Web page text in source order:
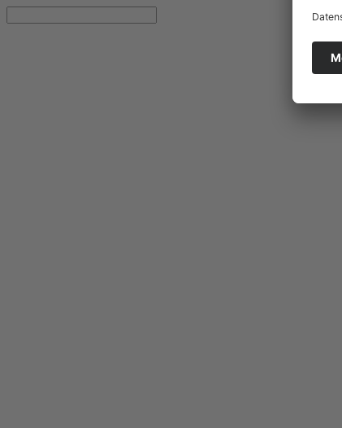
Zahlreiche Gäste bei Abschlussfest des AWO Projektes